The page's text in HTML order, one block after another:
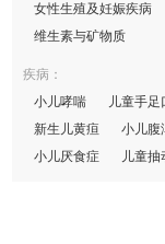
女性生殖及妊娠疾病
维生素与矿物质
疾病：
小儿哮喘
儿童手足
新生儿黄疸
小儿腹
小儿厌食症
儿童抽